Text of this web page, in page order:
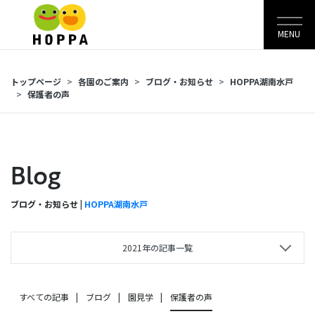
MENU
トップページ 各園のご案内 ブログ・お知らせ
HOPPA湖南水戸
保護者の声
Blog
ブログ・お知らせ | HOPPA湖南水戸
2021年の記事一覧
すべての記事 ブログ 園見学 保護者の声